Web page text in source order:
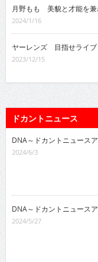
月野もも 美貌と才能を兼
2024/1/16
ヤーレンズ 目指せライブ
2023/12/15
ドカントニュース
DNA～ドカントニュース
2024/6/3
DNA～ドカントニュース
2024/5/27